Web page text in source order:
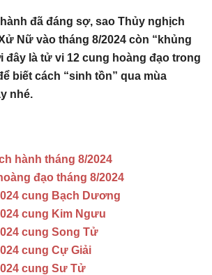
đã đáng sợ, sao Thủy nghịch
Nữ vào tháng 8/2024 còn “khủng
đây là tử vi 12 cung hoàng đạo trong
biết cách “sinh tồn” qua mùa
nhé.
hành tháng 8/2024
đạo tháng 8/2024
cung Bạch Dương
cung Kim Ngưu
cung Song Tử
cung Cự Giải
cung Sư Tử